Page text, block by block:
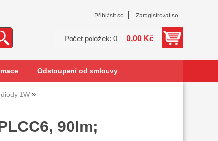
Přihlásit se Zaregistrovat se
Počet položek: 0 0,00 Kč
Odstoupení od smlouvy
1W
90lm;